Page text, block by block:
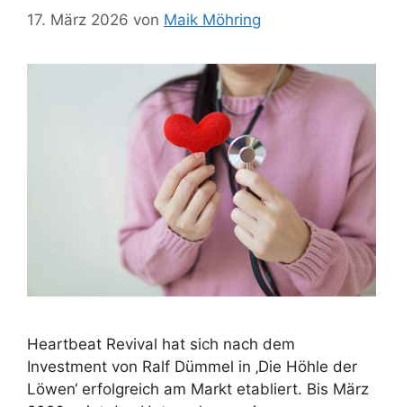
17. März 2026 von Maik Möhring
Heartbeat Revival hat sich nach dem
Investment von Ralf Dümmel in ‚Die Höhle der
Löwen‘ erfolgreich am Markt etabliert. Bis März